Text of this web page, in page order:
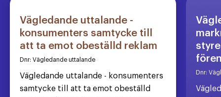
Vägledande uttalande -
konsumenters samtycke till
att ta emot obeställd reklam
Dnr: Vägledande uttalande
Vägledande uttalande - konsumenters
samtycke till att ta emot obeställd
Dnr: